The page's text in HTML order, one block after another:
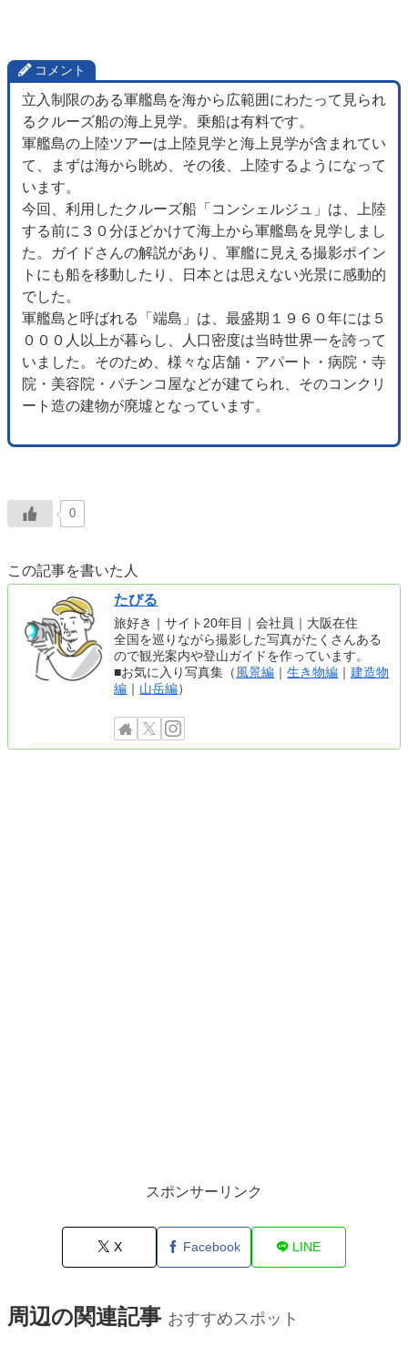
コメント
立入制限のある軍艦島を海から広範囲にわたって見られ
るクルーズ船の海上見学。乗船は有料です。
軍艦島の上陸ツアーは上陸見学と海上見学が含まれてい
て、まずは海から眺め、その後、上陸するようになって
います。
今回、利用したクルーズ船「コンシェルジュ」は、上陸
する前に３０分ほどかけて海上から軍艦島を見学しまし
た。ガイドさんの解説があり、軍艦に見える撮影ポイン
トにも船を移動したり、日本とは思えない光景に感動的
でした。
軍艦島と呼ばれる「端島」は、最盛期１９６０年には５
０００人以上が暮らし、人口密度は当時世界一を誇って
いました。そのため、様々な店舗・アパート・病院・寺
院・美容院・パチンコ屋などが建てられ、そのコンクリ
ート造の建物が廃墟となっています。
0
この記事を書いた人
たびる
旅好き｜サイト20年目｜会社員｜大阪在住
全国を巡りながら撮影した写真がたくさんある
ので観光案内や登山ガイドを作っています。
■お気に入り写真集（風景編 ｜生き物編 ｜建造物
編 ｜ 山岳編）
スポンサーリンク
X Facebook LINE
周辺の関連記事 おすすめスポット